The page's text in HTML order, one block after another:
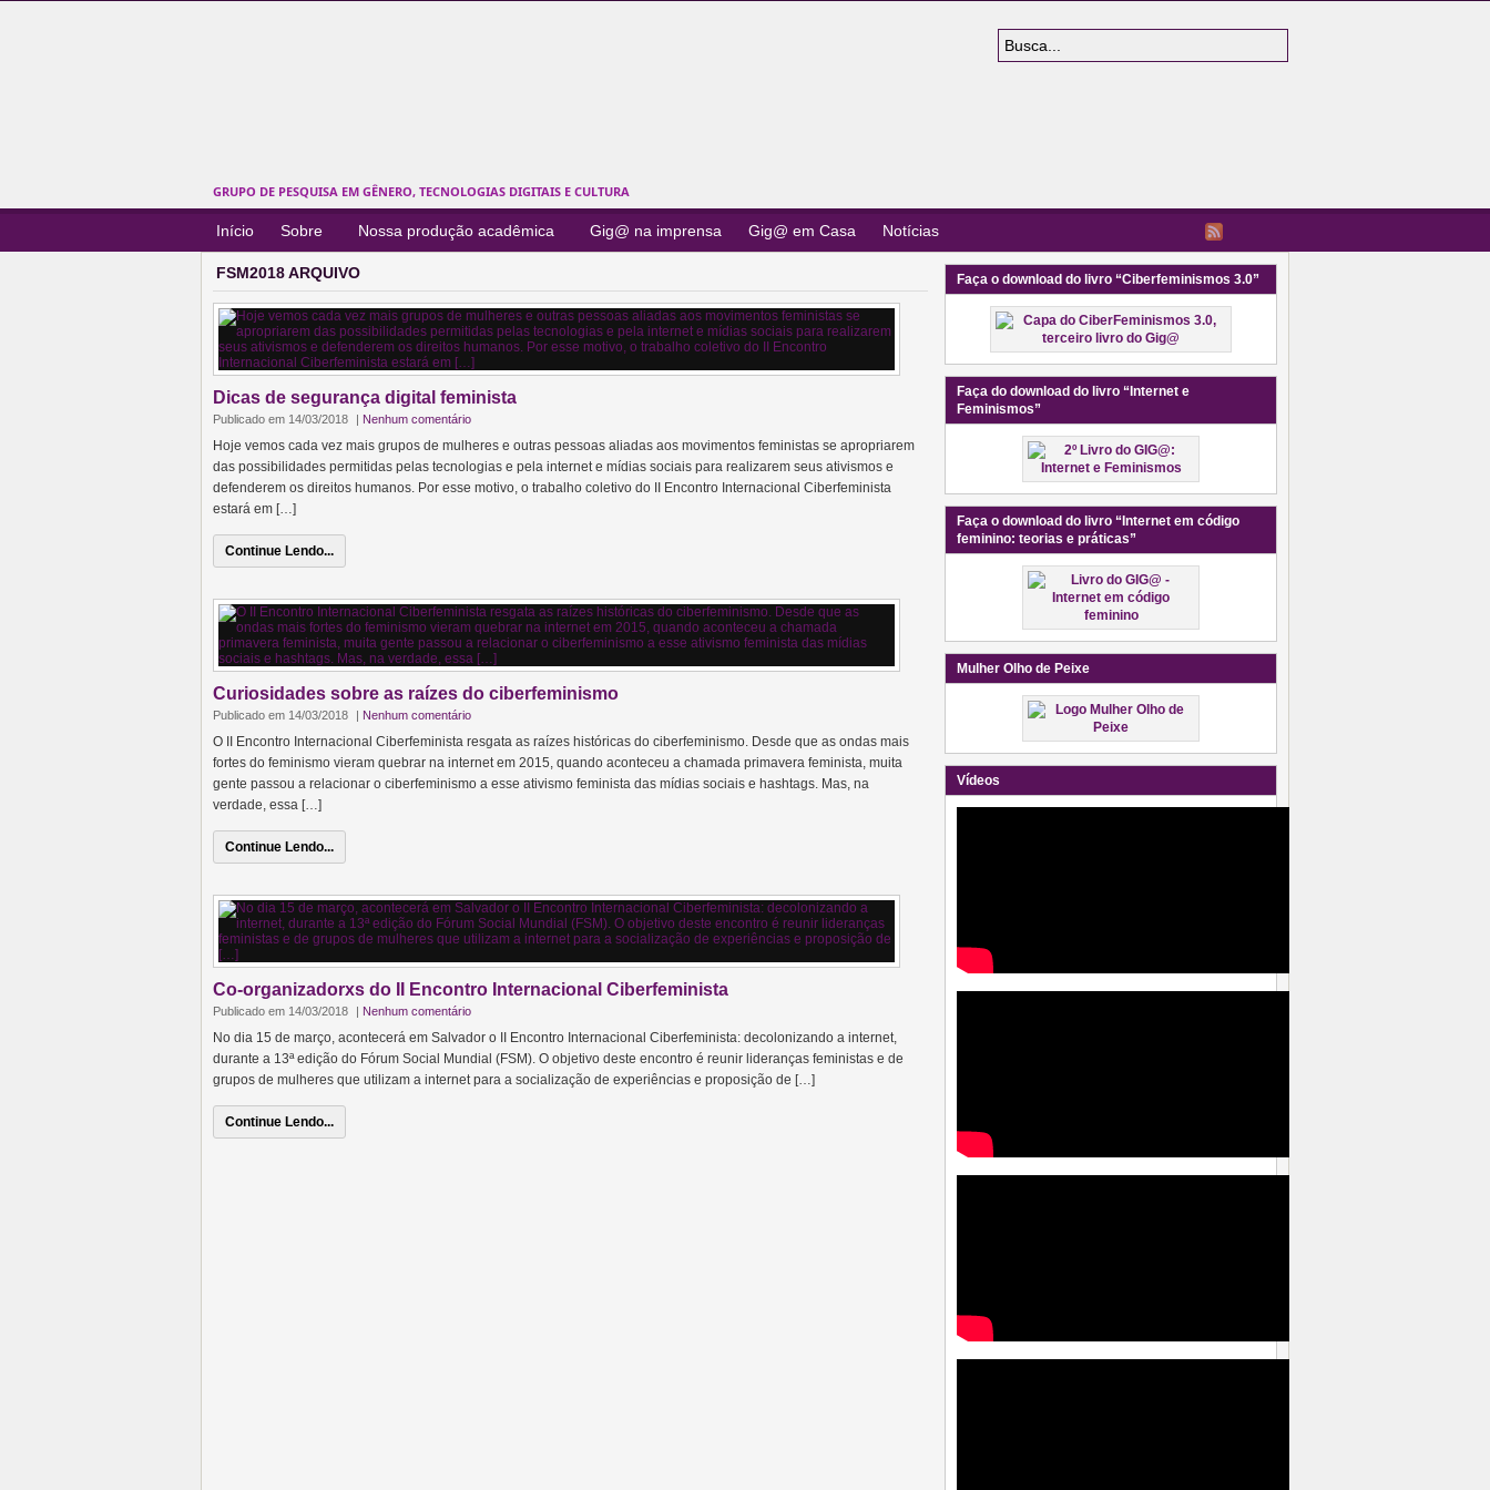
GRUPO DE PESQUISA EM GÊNERO, TECNOLOGIAS DIGITAIS E CULTURA
Início Sobre Nossa produção acadêmica Gig@ na imprensa Gig@ em Casa Notícias
FSM2018 ARQUIVO
Dicas de segurança digital feminista
Publicado em 14/03/2018 | Nenhum comentário
Hoje vemos cada vez mais grupos de mulheres e outras pessoas aliadas aos movimentos feministas se apropriarem
das possibilidades permitidas pelas tecnologias e pela internet e mídias sociais para realizarem seus ativismos e
defenderem os direitos humanos. Por esse motivo, o trabalho coletivo do II Encontro Internacional Ciberfeminista
estará em […]
Continue Lendo...
Curiosidades sobre as raízes do ciberfeminismo
Publicado em 14/03/2018 | Nenhum comentário
O II Encontro Internacional Ciberfeminista resgata as raízes históricas do ciberfeminismo. Desde que as ondas mais
fortes do feminismo vieram quebrar na internet em 2015, quando aconteceu a chamada primavera feminista, muita
gente passou a relacionar o ciberfeminismo a esse ativismo feminista das mídias sociais e hashtags. Mas, na
verdade, essa […]
Continue Lendo...
Co-organizadorxs do II Encontro Internacional Ciberfeminista
Publicado em 14/03/2018 | Nenhum comentário
No dia 15 de março, acontecerá em Salvador o II Encontro Internacional Ciberfeminista: decolonizando a internet,
durante a 13ª edição do Fórum Social Mundial (FSM). O objetivo deste encontro é reunir lideranças feministas e de
grupos de mulheres que utilizam a internet para a socialização de experiências e proposição de […]
Continue Lendo...
Faça o download do livro “Ciberfeminismos 3.0”
Faça do download do livro “Internet e
Feminismos”
Faça o download do livro “Internet em código
feminino: teorias e práticas”
Mulher Olho de Peixe
Vídeos